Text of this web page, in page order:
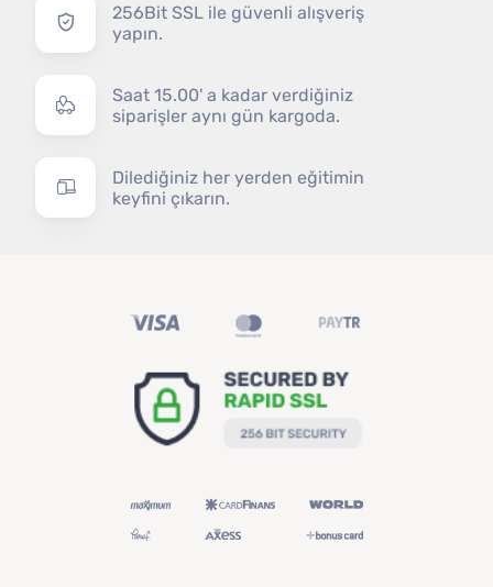
256Bit SSL ile güvenli alışveriş
yapın.
Saat 15.00' a kadar verdiğiniz
siparişler aynı gün kargoda.
Dilediğiniz her yerden eğitimin
keyfini çıkarın.